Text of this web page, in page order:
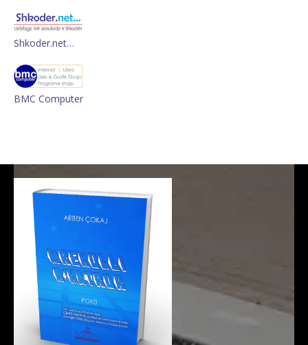
Shkoder.net…
BMC Computer